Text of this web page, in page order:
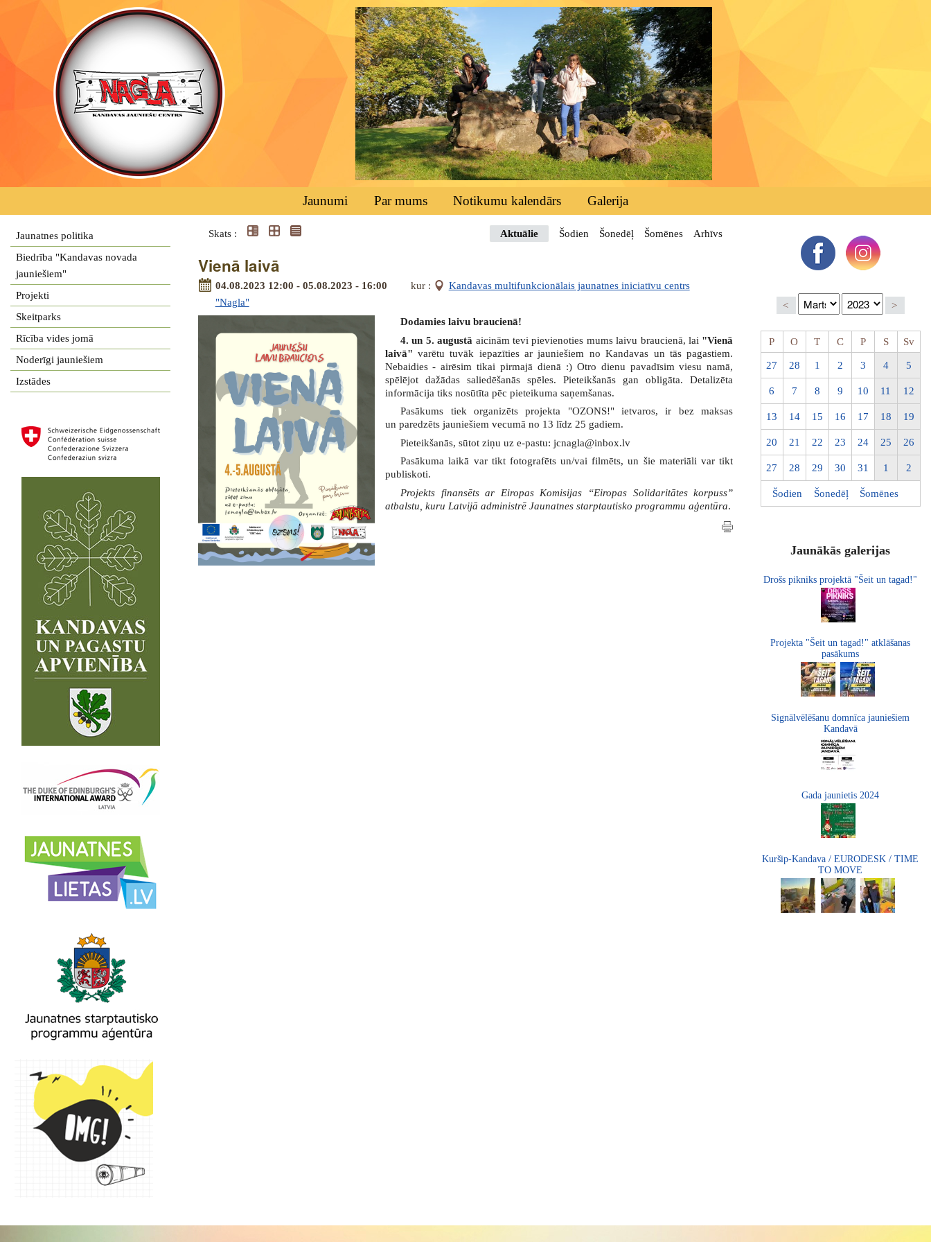
Jaunumi Par mums Notikumu kalendārs Galerija
Jaunatnes politika
Biedrība "Kandavas novada
jauniešiem"
Projekti
Skeitparks
Rīcība vides jomā
Noderīgi jauniešiem
Izstādes
Skats : Aktuālie Šodien Šonedēļ Šomēnes Arhīvs
Vienā laivā
04.08.2023 12:00 - 05.08.2023 - 16:00 kur :
Kandavas multifunkcionālais jaunatnes iniciatīvu centrs
"Nagla"
Dodamies laivu braucienā!
4. un 5. augustā aicinām tevi pievienoties mums laivu braucienā, lai "Vienā
laivā" varētu tuvāk iepazīties ar jauniešiem no Kandavas un tās pagastiem.
Nebaidies - airēsim tikai pirmajā dienā :) Otro dienu pavadīsim viesu namā,
spēlējot dažādas saliedēšanās spēles. Pieteikšanās gan obligāta. Detalizēta
informācija tiks nosūtīta pēc pieteikuma saņemšanas.
Pasākums tiek organizēts projekta "OZONS!" ietvaros, ir bez maksas
un paredzēts jauniešiem vecumā no 13 līdz 25 gadiem.
Pieteikšanās, sūtot ziņu uz e-pastu: jcnagla@inbox.lv
Pasākuma laikā var tikt fotografēts un/vai filmēts, un šie materiāli var tikt
publiskoti.
Projekts finansēts ar Eiropas Komisijas “Eiropas Solidaritātes korpuss”
atbalstu, kuru Latvijā administrē Jaunatnes starptautisko programmu aģentūra.
< >
P O T C P S Sv
27 28 1 2 3 4 5
6 7 8 9 10 11 12
13 14 15 16 17 18 19
20 21 22 23 24 25 26
27 28 29 30 31 1 2
Šodien Šonedēļ Šomēnes
Jaunākās galerijas
Drošs pikniks projektā "Šeit un tagad!"
Projekta "Šeit un tagad!" atklāšanas
pasākums
Signālvēlēšanu domnīca jauniešiem
Kandavā
Gada jaunietis 2024
Kuršip-Kandava / EURODESK / TIME
TO MOVE